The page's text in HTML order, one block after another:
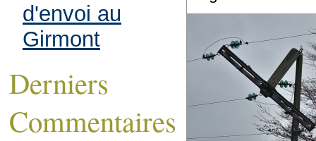
d'envoi au
Girmont
Derniers
Commentaires